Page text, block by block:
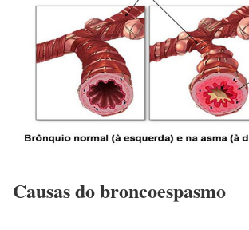
Causas do broncoespasmo